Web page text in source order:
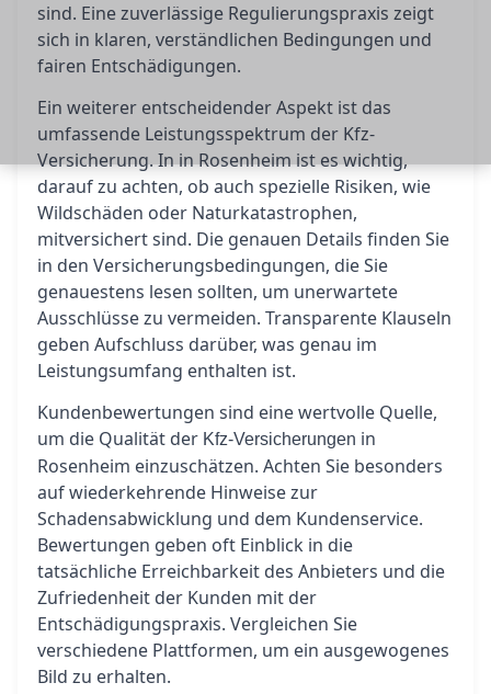
sind. Eine zuverlässige Regulierungspraxis zeigt
sich in klaren, verständlichen Bedingungen und
fairen Entschädigungen.
Ein weiterer entscheidender Aspekt ist das
umfassende Leistungsspektrum der Kfz-
Versicherung. In in Rosenheim ist es wichtig,
darauf zu achten, ob auch spezielle Risiken, wie
Wildschäden oder Naturkatastrophen,
mitversichert sind. Die genauen Details finden Sie
in den Versicherungsbedingungen, die Sie
genauestens lesen sollten, um unerwartete
Ausschlüsse zu vermeiden. Transparente Klauseln
geben Aufschluss darüber, was genau im
Leistungsumfang enthalten ist.
Kundenbewertungen sind eine wertvolle Quelle,
um die Qualität der Kfz-Versicherungen in
Rosenheim einzuschätzen. Achten Sie besonders
auf wiederkehrende Hinweise zur
Schadensabwicklung und dem Kundenservice.
Bewertungen geben oft Einblick in die
tatsächliche Erreichbarkeit des Anbieters und die
Zufriedenheit der Kunden mit der
Entschädigungspraxis. Vergleichen Sie
verschiedene Plattformen, um ein ausgewogenes
Bild zu erhalten.